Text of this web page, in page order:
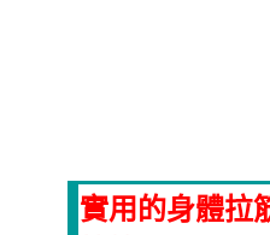
實用的身體拉